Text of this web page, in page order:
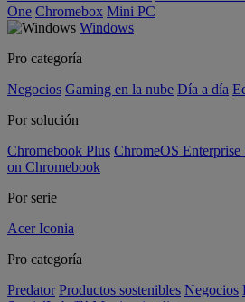
One Chromebox Mini PC
Windows
Pro categoría
Negocios Gaming en la nube Día a día
Por solución
Chromebook Plus ChromeOS Enterprise
on Chromebook
Por serie
Acer Iconia
Pro categoría
Predator Productos sostenibles Negocios